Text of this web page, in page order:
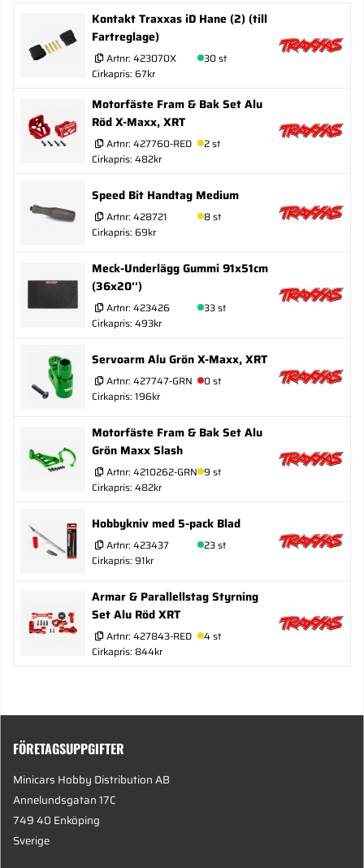
Kontakt Traxxas iD Hane (2) (till
Fartreglage)
Artnr: 423070X
30 st
Cirkapris: 67kr
Motorfäste Fram & Bak Set Alu
Röd X-Maxx, XRT
Artnr: 427760-RED
2 st
Cirkapris: 482kr
Speed Bit Handtag Medium
Artnr: 428721
8 st
Cirkapris: 69kr
Meck-Underlägg Gummi 91x51cm
(36x20'')
Artnr: 423426
33 st
Cirkapris: 493kr
Servoarm Alu Grön X-Maxx, XRT
Artnr: 427747-GRN
0 st
Cirkapris: 196kr
Motorfäste Fram & Bak Set Alu
Grön Maxx Slash
Artnr: 4210262-GRN 9 st
Cirkapris: 482kr
Hobbykniv med 5-pack Blad
Artnr: 423437
23 st
Cirkapris: 91kr
Armar & Parallellstag Styrning
Set Alu Röd XRT
Artnr: 427843-RED
4 st
Cirkapris: 844kr
FÖRETAGSUPPGIFTER
Minicars Hobby Distribution AB
Annelundsgatan 17C
749 40 Enköping
Sverige